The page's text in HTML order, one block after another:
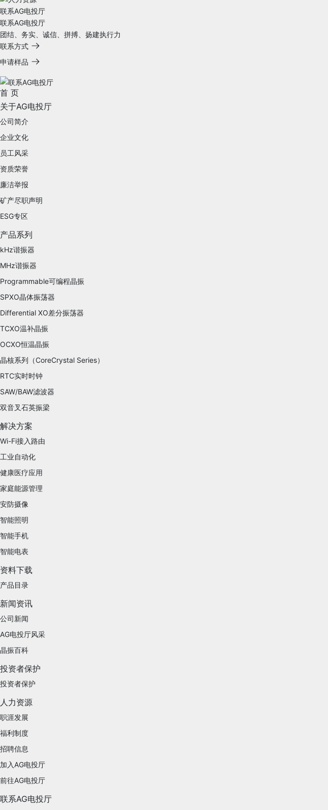
联系AG电投厅
联系AG电投厅
团结、务实、诚信、拼搏、扬建执行力
联系方式
申请样品
首 页
关于AG电投厅
公司简介
企业文化
员工风采
资质荣誉
廉洁举报
矿产尽职声明
ESG专区
产品系列
kHz谐振器
MHz谐振器
Programmable可编程晶振
SPXO晶体振荡器
Differential XO差分振荡器
TCXO温补晶振
OCXO恒温晶振
晶核系列（CoreCrystal Series）
RTC实时时钟
SAW/BAW滤波器
双音叉石英振梁
解决方案
Wi-Fi接入路由
工业自动化
健康医疗应用
家庭能源管理
安防摄像
智能照明
智能手机
智能电表
资料下载
产品目录
新闻资讯
公司新闻
AG电投厅风采
晶振百科
投资者保护
投资者保护
人力资源
职涯发展
福利制度
招聘信息
加入AG电投厅
前往AG电投厅
联系AG电投厅